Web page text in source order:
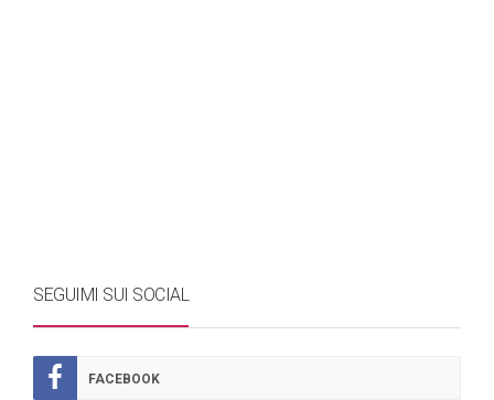
SEGUIMI SUI SOCIAL
FACEBOOK